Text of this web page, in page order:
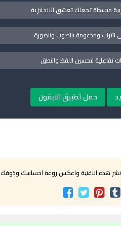
مبسطة تجعلك تعشق الانجليزية
انترنت ومدعومة بالصوت والصورة
حمل تطبيق الايفون
هذه الاغنية واعكس روعة احساسك وذوقك